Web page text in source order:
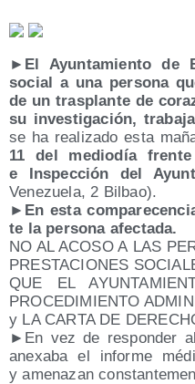
►El Ayun­ta­mien­to de
social a una per­so­na
de un tras­plan­te de
su inves­ti­ga­ción,
se ha rea­li­za­do esta
11 del medio­día
e Ins­pec­ción del
Vene­zue­la, 2 Bilbao).
►En esta
te la per­so­na afectada.
NO AL ACOSO A LAS
PRESTACIONES
QUE EL
PROCEDIMIENTO
y LA CARTA DE
► En vez de res­pon­der
ane­xa­ba el infor­me
y ame­na­zan